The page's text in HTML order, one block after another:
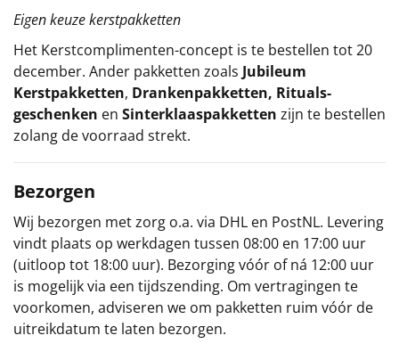
Eigen keuze kerstpakketten
Het Kerstcomplimenten-concept is te bestellen tot 20
december. Ander pakketten zoals Jubileum
Kerstpakketten, Drankenpakketten, Rituals-
geschenken en Sinterklaaspakketten zijn te bestellen
zolang de voorraad strekt.
Bezorgen
Wij bezorgen met zorg o.a. via DHL en PostNL. Levering
vindt plaats op werkdagen tussen 08:00 en 17:00 uur
(uitloop tot 18:00 uur). Bezorging vóór of ná 12:00 uur
is mogelijk via een tijdszending. Om vertragingen te
voorkomen, adviseren we om pakketten ruim vóór de
uitreikdatum te laten bezorgen.